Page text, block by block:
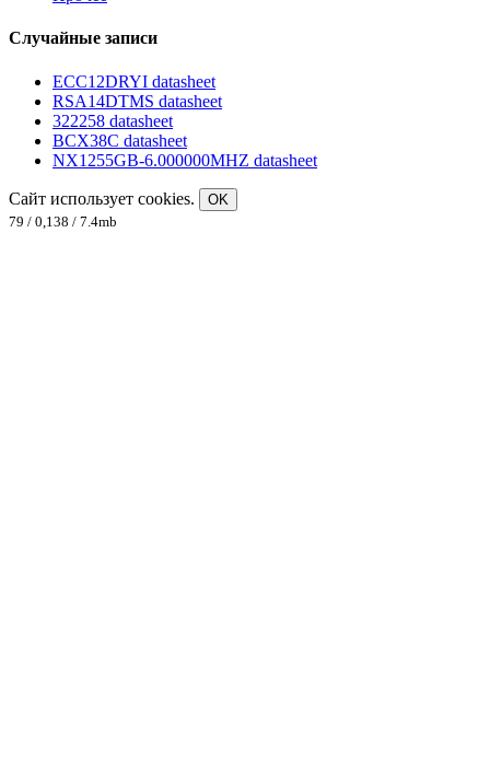
Случайные записи
ECC12DRYI datasheet
RSA14DTMS datasheet
322258 datasheet
BCX38C datasheet
NX1255GB-6.000000MHZ datasheet
Сайт использует cookies.
OK
79 / 0,138 / 7.4mb